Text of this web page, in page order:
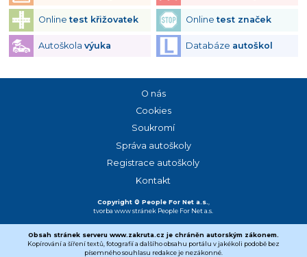
Onlinetest křižovatek Onlinetest značek
Autoškola výuka Databáze autoškol
Copyright © People For Net a.s.
tvorba www stránek People For Net a.s.
O nás
Cookies
Soukromí
Správa autoškoly
Registrace autoškoly
Kontakt
Obsah stránek serveru www.zakruta.cz je chráněn autorským zákonem.
Kopírování a šíření textů, fotografií a dalšího obsahu portálu v jakékoli podobě bez
písemného souhlasu redakce je nezákonné.